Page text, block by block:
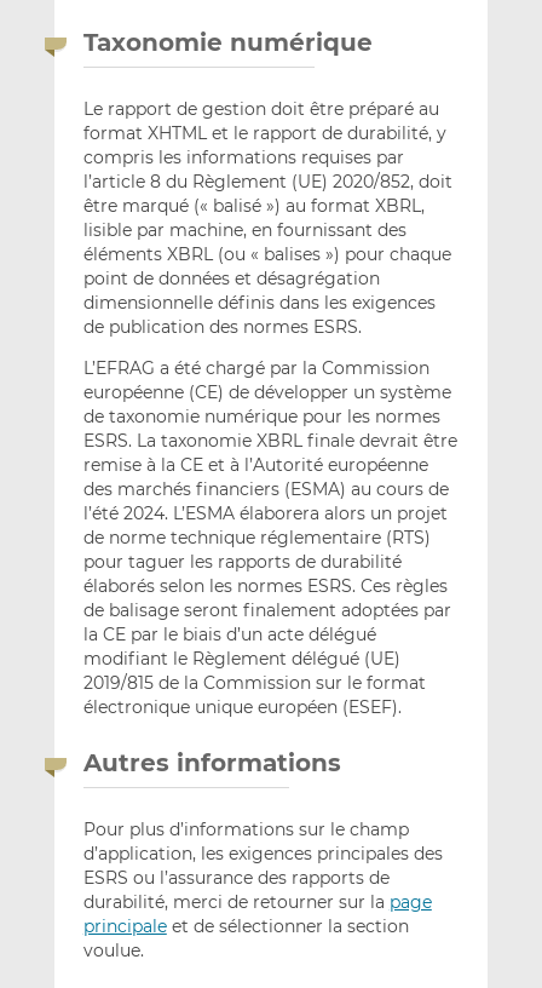
Taxonomie numérique
Le rapport de gestion doit être préparé au
format XHTML et le rapport de durabilité, y
compris les informations requises par
l’article 8 du Règlement (UE) 2020/852, doit
être marqué (« balisé ») au format XBRL,
lisible par machine, en fournissant des
éléments XBRL (ou « balises ») pour chaque
point de données et désagrégation
dimensionnelle définis dans les exigences
de publication des normes ESRS.
L’EFRAG a été chargé par la Commission
européenne (CE) de développer un système
de taxonomie numérique pour les normes
ESRS. La taxonomie XBRL finale devrait être
remise à la CE et à l’Autorité européenne
des marchés financiers (ESMA) au cours de
l’été 2024. L’ESMA élaborera alors un projet
de norme technique réglementaire (RTS)
pour taguer les rapports de durabilité
élaborés selon les normes ESRS. Ces règles
de balisage seront finalement adoptées par
la CE par le biais d’un acte délégué
modifiant le Règlement délégué (UE)
2019/815 de la Commission sur le format
électronique unique européen (ESEF).
Autres informations
Pour plus d’informations sur le champ
d’application, les exigences principales des
ESRS ou l’assurance des rapports de
durabilité, merci de retourner sur la page
principaleet de sélectionner la section
voulue.